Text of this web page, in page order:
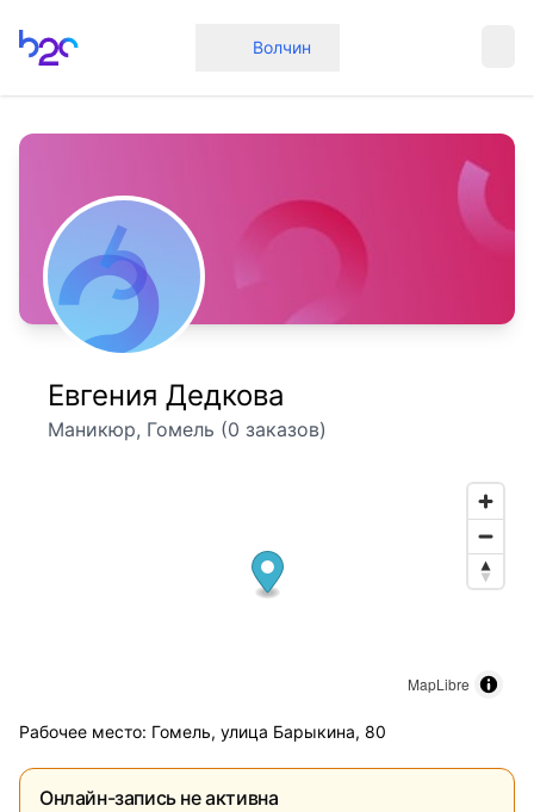
Главная Волчин
Евгения Дедкова
Маникюр, Гомель (0 заказов)
MapLibre
Рабочее место: Гомель, улица Барыкина, 80
Онлайн-запись не активна